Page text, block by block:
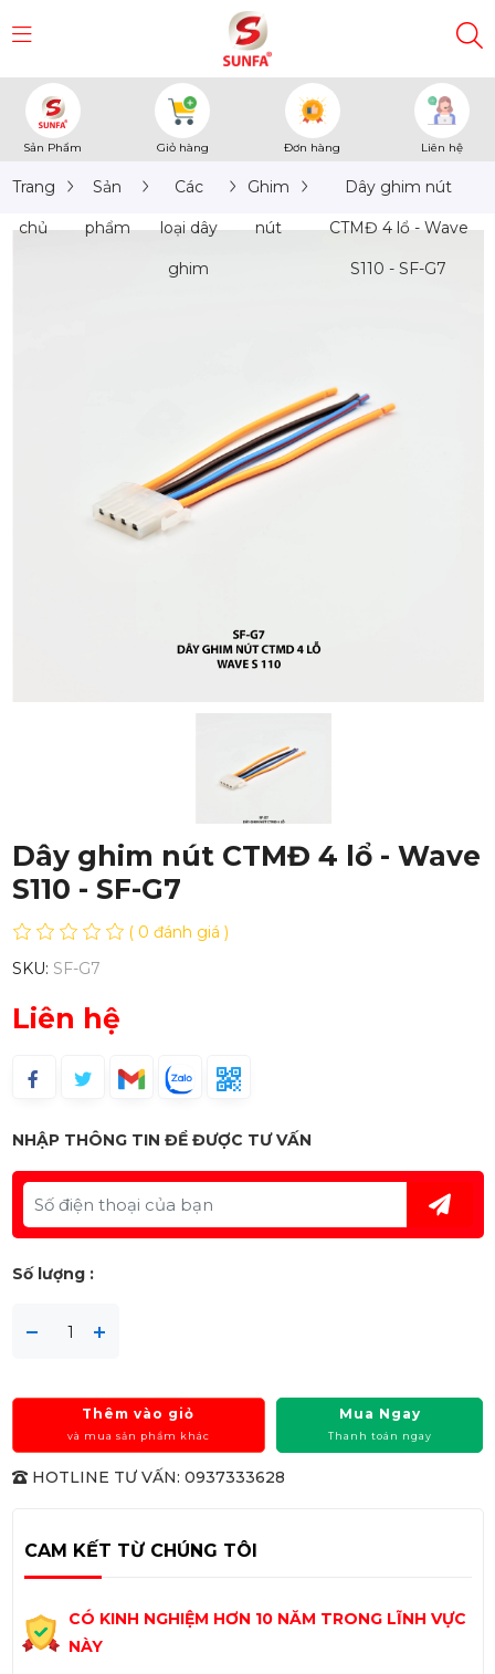
Sản Phẩm Giỏ hàng Đơn hàng Liên hệ
Trang
chủ
Sản
phẩm
Các
loại dây
ghim
Ghim
nút
Dây ghim nút
CTMĐ 4 lổ - Wave
S110 - SF-G7
Dây ghim nút CTMĐ 4 lổ - Wave
S110 - SF-G7
( 0 đánh giá )
SKU: SF-G7
Liên hệ
NHẬP THÔNG TIN ĐỂ ĐƯỢC TƯ VẤN
Số lượng :
Thêm vào giỏ
và mua sản phẩm khác
Mua Ngay
Thanh toán ngay
HOTLINE TƯ VẤN: 0937333628
CAM KẾT TỪ CHÚNG TÔI
CÓ KINH NGHIỆM HƠN 10 NĂM TRONG LĨNH VỰC
NÀY